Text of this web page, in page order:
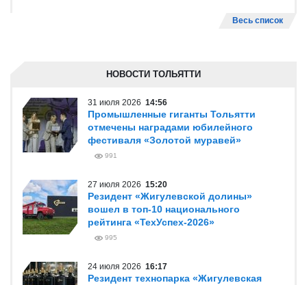
Весь список
НОВОСТИ ТОЛЬЯТТИ
31 июля 2026 14:56
Промышленные гиганты Тольятти
отмечены наградами юбилейного
фестиваля «Золотой муравей»
991
27 июля 2026 15:20
Резидент «Жигулевской долины»
вошел в топ-10 национального
рейтинга «ТехУспех-2026»
995
24 июля 2026 16:17
Резидент технопарка «Жигулевская